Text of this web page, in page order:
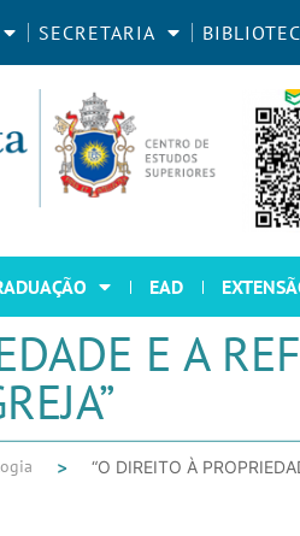
SECRETARIA
EAD
E A
“O DIREITO À